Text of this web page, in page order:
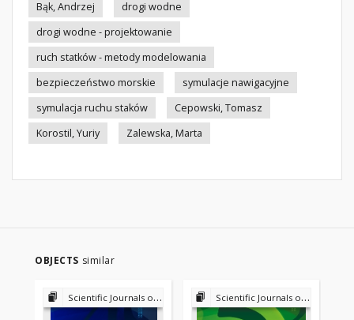
Bąk, Andrzej
drogi wodne
drogi wodne - projektowanie
ruch statków - metody modelowania
bezpieczeństwo morskie
symulacje nawigacyjne
symulacja ruchu staków
Cepowski, Tomasz
Korostil, Yuriy
Zalewska, Marta
OBJECTS similar
Scientific Journals of the Maritime University of Szczecin Scientific Journals of the Maritime University of Szczecin